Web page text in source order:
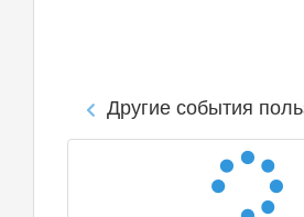
Другие события